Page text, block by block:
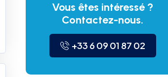
Vous êtes intéressé ?
Contactez-nous.
+33 6 09 01 87 02